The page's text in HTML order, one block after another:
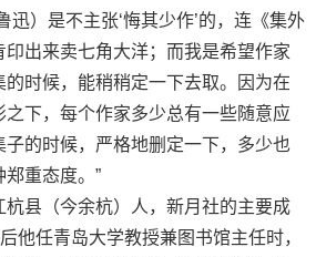
迅）是不主张‘悔其少作’的，连《集外
出来卖七角大洋；而我是希望作家
时候，能稍稍定一下去取。因为在
下，每个作家多少总有一些随意应
的时候，严格地删定一下，多少也
重态度。”
县（今余杭）人，新月社的主要成
他任青岛大学教授兼图书馆主任时，